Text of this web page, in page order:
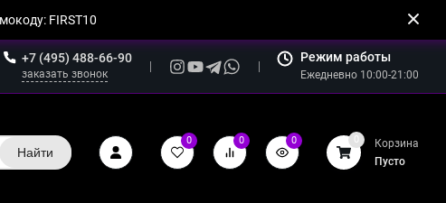
FIRST10
+7 (495) 488-66-90
заказать звонок
Режим работы
Ежедневно 10:00-21:00
Найти
0 0 0 0
Корзина
Пусто